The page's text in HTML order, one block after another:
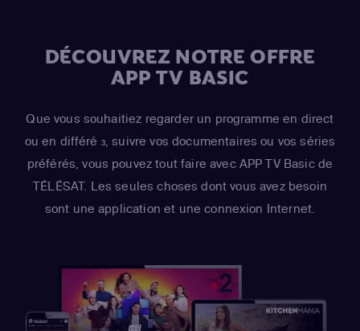
DÉCOUVREZ NOTRE OFFRE
APP TV BASIC
Que vous souhaitiez regarder un programme en direct
ou en différé 3, suivre vos documentaires ou vos séries
préférés, vous pouvez tout faire avec APP TV Basic de
TÉLÉSAT. Les seules choses dont vous avez besoin
sont une application et une connexion Internet.